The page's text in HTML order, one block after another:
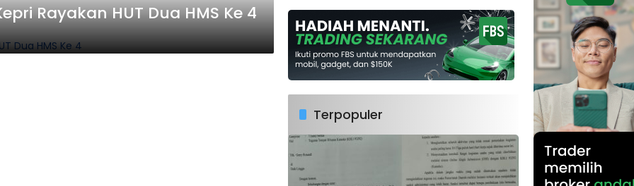
Usai Paripurna, Dewan Kepri Rayakan HUT Dua HMS Ke 4
Terpopuler